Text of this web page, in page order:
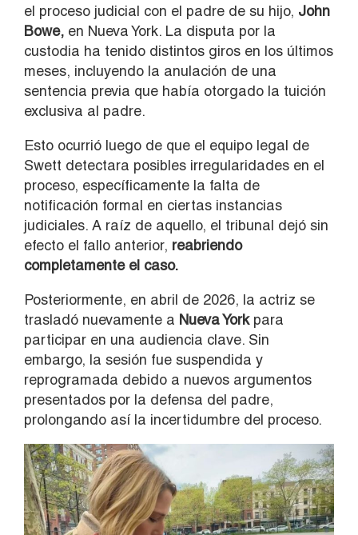
el proceso judicial con el padre de su hijo, John
Bowe, en Nueva York. La disputa por la
custodia ha tenido distintos giros en los últimos
meses, incluyendo la anulación de una
sentencia previa que había otorgado la tuición
exclusiva al padre.
Esto ocurrió luego de que el equipo legal de
Swett detectara posibles irregularidades en el
proceso, específicamente la falta de
notificación formal en ciertas instancias
judiciales. A raíz de aquello, el tribunal dejó sin
efecto el fallo anterior, reabriendo
completamente el caso.
Posteriormente, en abril de 2026, la actriz se
trasladó nuevamente a Nueva Yorkpara
participar en una audiencia clave. Sin
embargo, la sesión fue suspendida y
reprogramada debido a nuevos argumentos
presentados por la defensa del padre,
prolongando así la incertidumbre del proceso.